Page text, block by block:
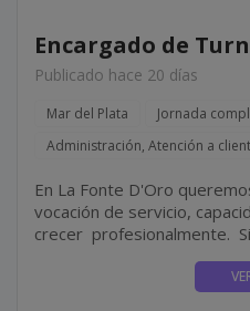
Encargado de
Publicado hace 20 días
Mar del Plata Jornada
Administración, Atención a
En La Fonte D'Oro
vocación de servicio,
crecer profesionalmente. Si te motiva coordinar
equipos, asegurar una
nuestros clientes y liderar